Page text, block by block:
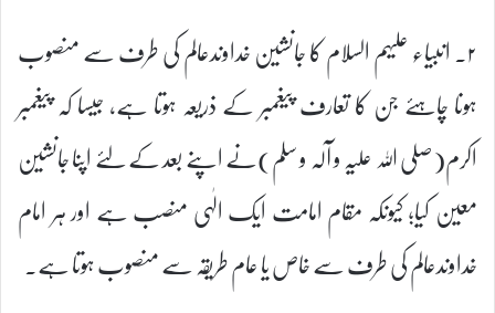
۲۔ انبیاء علیہم السلام کا جانشین خداوندعالم کی طرف سے منصوب
ہونا چاہئے جن کا تعارف پیغمبر کے ذریعہ ہوتا ہے، جیسا کہ پیغمبر
اکرم(صلی اللہ علیہ و آلہ و سلم)نے اپنے بعد کے لئے اپنا جانشین
معین کیا؛ کیونکہ مقام امامت ایک الٰہی منصب ہے اور ہر امام
خداوندعالم کی طرف سے خاص یا عام طریقہ سے منصوب ہوتا ہے۔